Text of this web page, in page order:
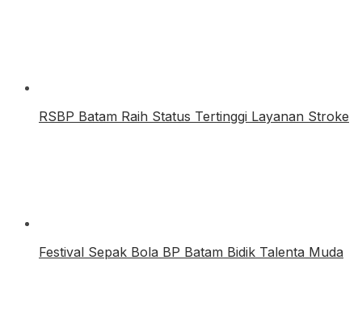
RSBP Batam Raih Status Tertinggi Layanan Stroke
Festival Sepak Bola BP Batam Bidik Talenta Muda